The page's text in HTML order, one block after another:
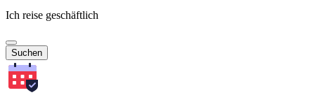
Ich reise geschäftlich
Suchen